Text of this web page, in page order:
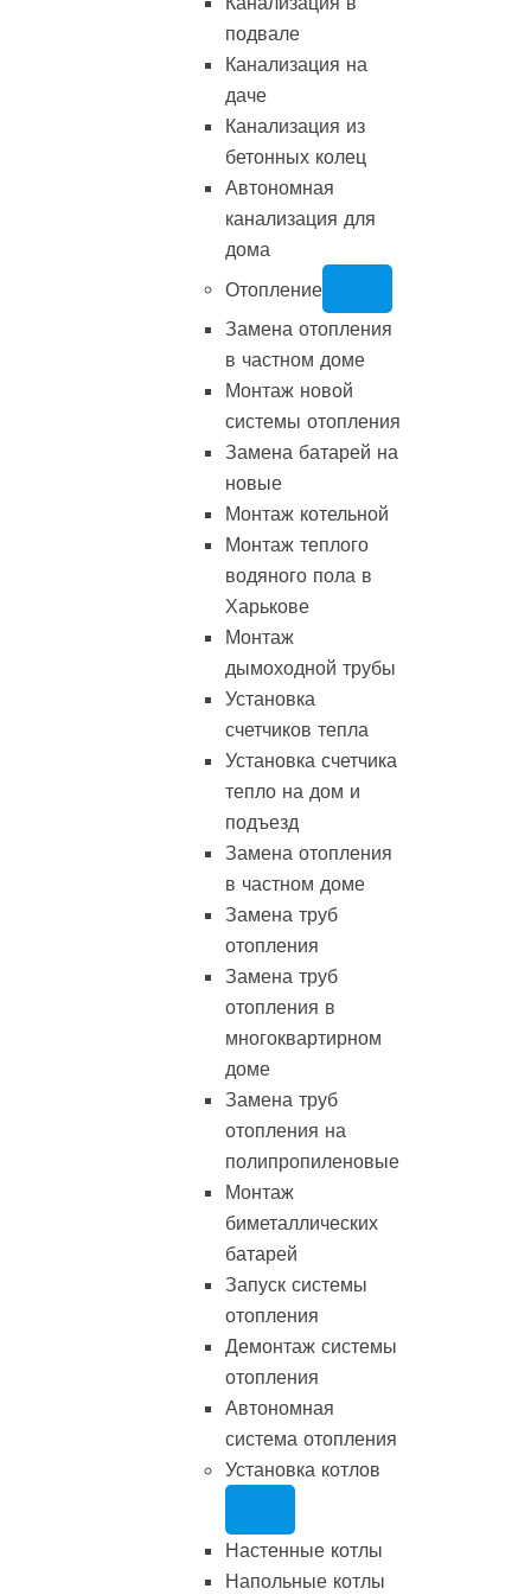
подвале
Канализация на
даче
Канализация из
бетонных колец
Автономная
канализация для
дома
Отопление
Замена отопления
в частном доме
Монтаж новой
системы отопления
Замена батарей на
новые
Монтаж котельной
Монтаж теплого
водяного пола в
Харькове
Монтаж
дымоходной трубы
Установка
счетчиков тепла
Установка счетчика
тепло на дом и
подъезд
Замена отопления
в частном доме
Замена труб
отопления
Замена труб
отопления в
многоквартирном
доме
Замена труб
отопления на
полипропиленовые
Монтаж
биметаллических
батарей
Запуск системы
отопления
Демонтаж системы
отопления
Автономная
система отопления
Установка котлов
Настенные котлы
Напольные котлы